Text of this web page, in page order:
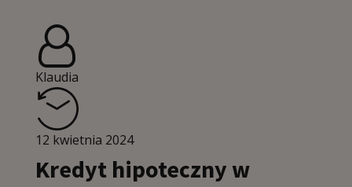
Klaudia
12 kwietnia 2024
Kredyt hipoteczny w